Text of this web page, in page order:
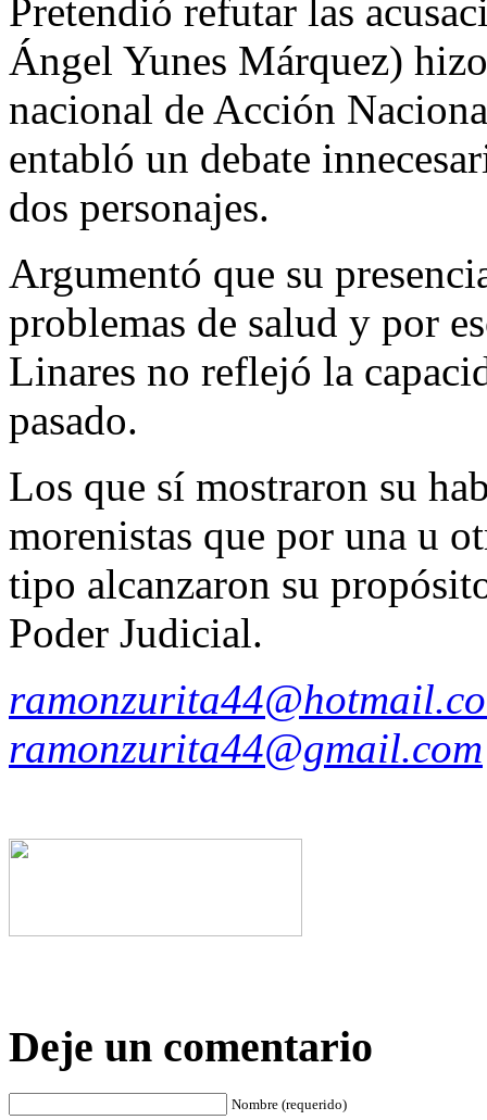
Pretendió refutar las
Ángel Yunes Márquez)
nacional de Acción
entabló un debate
dos personajes.
Argumentó que su
problemas de salud y por
Linares no reflejó la
pasado.
Los que sí mostraron su
morenistas que por una u
tipo alcanzaron su
Poder Judicial.
ramonzurita44@gmail.com
Deje un comentario
Nombre (requerido)